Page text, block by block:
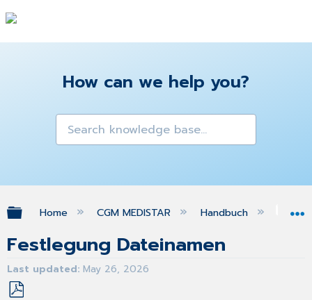
How can we help you?
Expand/collapse global hierarchy
Home CGM MEDISTAR Handbuch
Festlegung Dateinamen
Last updated May 26, 2026